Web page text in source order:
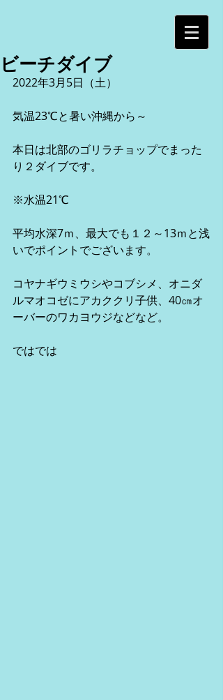
ビーチダイブ
2022年3月5日（土）
気温23℃と暑い沖縄から～
本日は北部のゴリラチョップでまった
り２ダイブです。
※水温21℃
平均水深7ｍ、最大でも１２～13ｍと浅
いでポイントでございます。
コヤナギウミウシやコブシメ、オニダ
ルマオコゼにアカククリ子供、40㎝オ
ーバーのワカヨウジなどなど。
ではでは